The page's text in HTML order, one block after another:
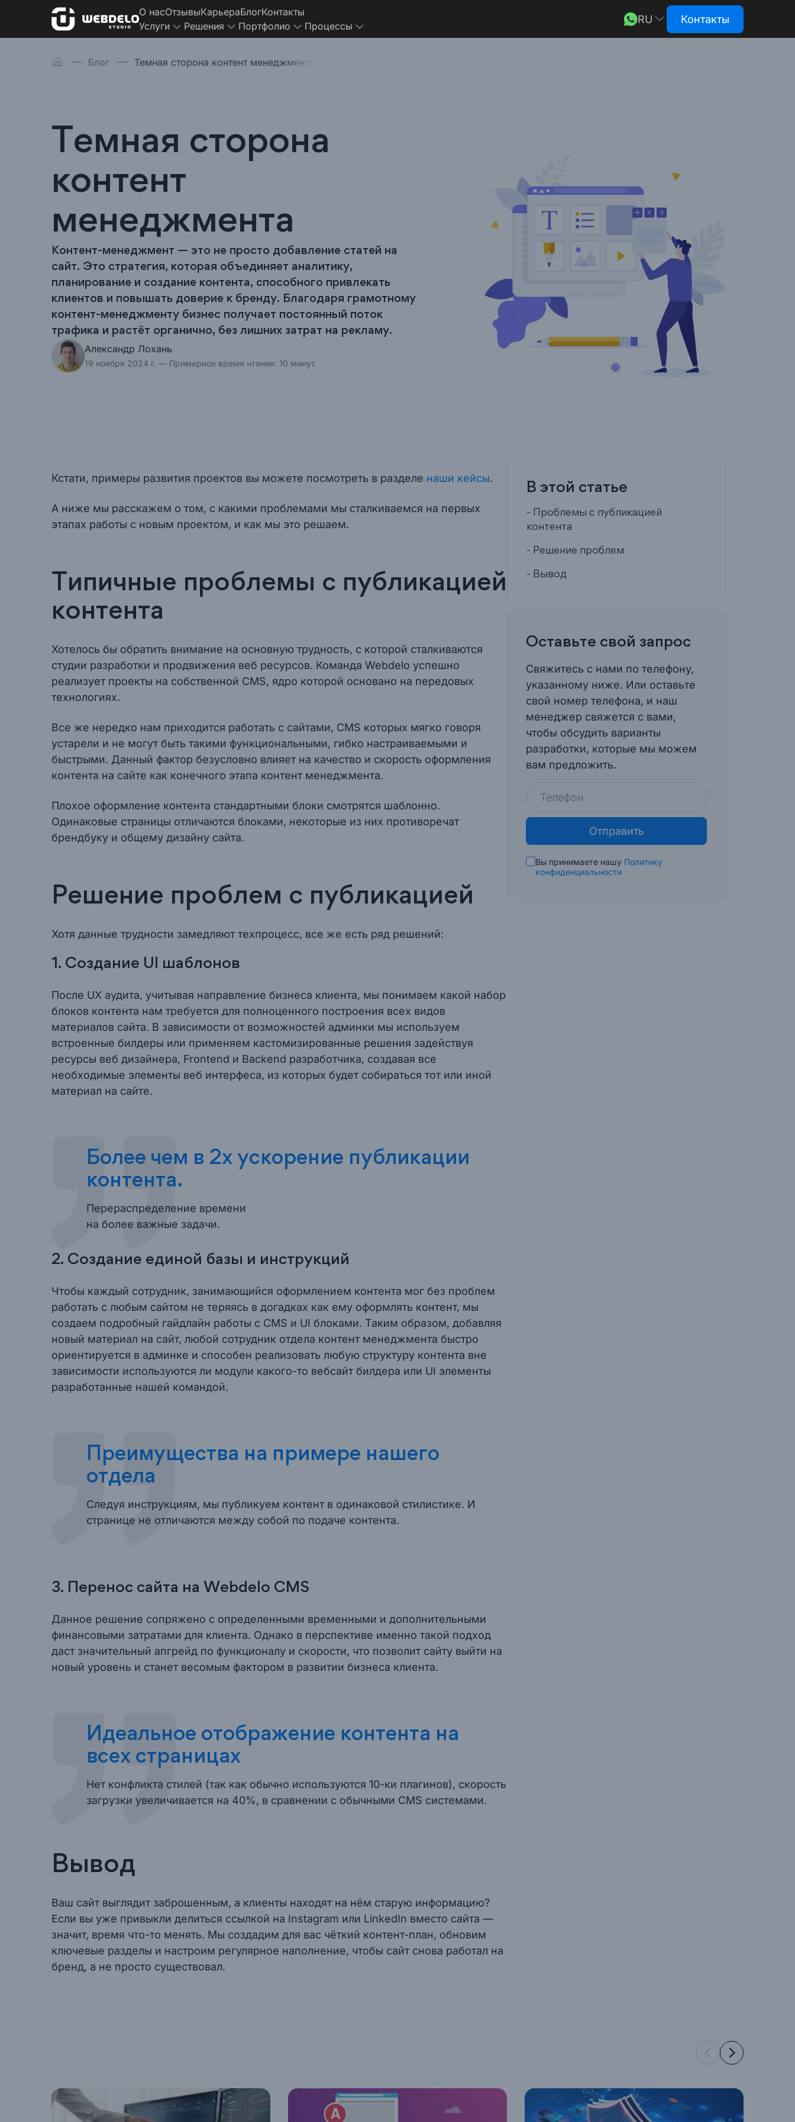
О насОтзывыКарьераБлогКонтакты
Услуги
Решения Портфолио Процессы
RU
EN
Контакты
Блог Темная сторона контент менеджмента
Темная сторона
контент
менеджмента
Контент-менеджмент — это не просто добавление статей на
сайт. Это стратегия, которая объединяет аналитику,
планирование и создание контента, способного привлекать
клиентов и повышать доверие к бренду. Благодаря грамотному
контент-менеджменту бизнес получает постоянный поток
трафика и растёт органично, без лишних затрат на рекламу.
Александр Лохань
19 ноября 2024 г. — Примерное время чтения: 10 минут
Кстати, примеры развития проектов вы можете посмотреть в разделе наши кейсы.
А ниже мы расскажем о том, с какими проблемами мы сталкиваемся на первых
этапах работы с новым проектом, и как мы это решаем.
Типичные проблемы с публикацией
контента
Хотелось бы обратить внимание на основную трудность, с которой сталкиваются
студии разработки и продвижения веб ресурсов. Команда Webdelo успешно
реализует проекты на собственной CMS, ядро которой основано на передовых
технологиях.
Все же нередко нам приходится работать с сайтами, CMS которых мягко говоря
устарели и не могут быть такими функциональными, гибко настраиваемыми и
быстрыми. Данный фактор безусловно влияет на качество и скорость оформления
контента на сайте как конечного этапа контент менеджмента.
Плохое оформление контента стандартными блоки смотрятся шаблонно.
Одинаковые страницы отличаются блоками, некоторые из них противоречат
брендбуку и общему дизайну сайта.
Решение проблем с публикацией
Хотя данные трудности замедляют техпроцесс, все же есть ряд решений:
1. Создание UI шаблонов
После UX аудита, учитывая направление бизнеса клиента, мы понимаем какой набор
блоков контента нам требуется для полноценного построения всех видов
материалов сайта. В зависимости от возможностей админки мы используем
встроенные билдеры или применяем кастомизированные решения задействуя
ресурсы веб дизайнера, Frontend и Backend разработчика, создавая все
необходимые элементы веб интерфеса, из которых будет собираться тот или иной
материал на сайте.
Более чем в 2x ускорение публикации
контента.
Перераспределение времени
на более важные задачи.
2. Создание единой базы и инструкций
Чтобы каждый сотрудник, занимающийся оформлением контента мог без проблем
работать с любым сайтом не теряясь в догадках как ему оформлять контент, мы
создаем подробный гайдлайн работы с CMS и UI блоками. Таким образом, добавляя
новый материал на сайт, любой сотрудник отдела контент менеджмента быстро
ориентируется в админке и способен реализовать любую структуру контента вне
зависимости используются ли модули какого-то вебсайт билдера или UI элементы
разработанные нашей командой.
Преимущества на примере нашего
отдела
Следуя инструкциям, мы публикуем контент в одинаковой стилистике. И
странице не отличаются между собой по подаче контента.
3. Перенос сайта на Webdelo CMS
Данное решение сопряжено с определенными временными и дополнительными
финансовыми затратами для клиента. Однако в перспективе именно такой подход
даст значительный апгрейд по функционалу и скорости, что позволит сайту выйти на
новый уровень и станет весомым фактором в развитии бизнеса клиента.
Идеальное отображение контента на
всех страницах
Нет конфликта стилей (так как обычно используются 10-ки плагинов), скорость
загрузки увеличивается на 40%, в сравнении с обычными CMS системами.
Вывод
Ваш сайт выглядит заброшенным, а клиенты находят на нём старую информацию?
Если вы уже привыкли делиться ссылкой на Instagram или LinkedIn вместо сайта —
значит, время что-то менять. Мы создадим для вас чёткий контент-план, обновим
ключевые разделы и настроим регулярное наполнение, чтобы сайт снова работал на
бренд, а не просто существовал.
В этой статье
- Проблемы с публикацией
контента
- Решение проблем
- Вывод
Оставьте свой запрос
Свяжитесь с нами по телефону,
указанному ниже. Или оставьте
свой номер телефона, и наш
менеджер свяжется с вами,
чтобы обсудить варианты
разработки, которые мы можем
вам предложить.
Отправить
Вы принимаете нашу Политику
конфиденциальности